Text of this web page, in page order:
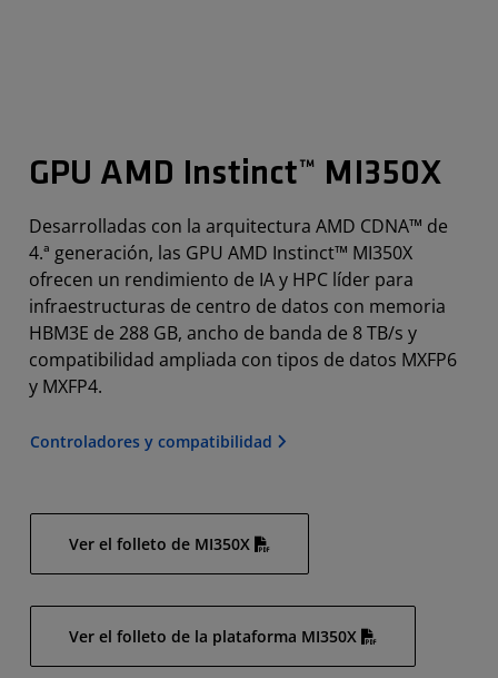
GPU AMD Instinct™ MI350X
Desarrolladas con la arquitectura AMD CDNA™ de
4.ª generación, las GPU AMD Instinct™ MI350X
ofrecen un rendimiento de IA y HPC líder para
infraestructuras de centro de datos con memoria
HBM3E de 288 GB, ancho de banda de 8 TB/s y
compatibilidad ampliada con tipos de datos MXFP6
y MXFP4.
Controladores y compatibilidad
Ver el folleto de MI350X
Ver el folleto de la plataforma MI350X